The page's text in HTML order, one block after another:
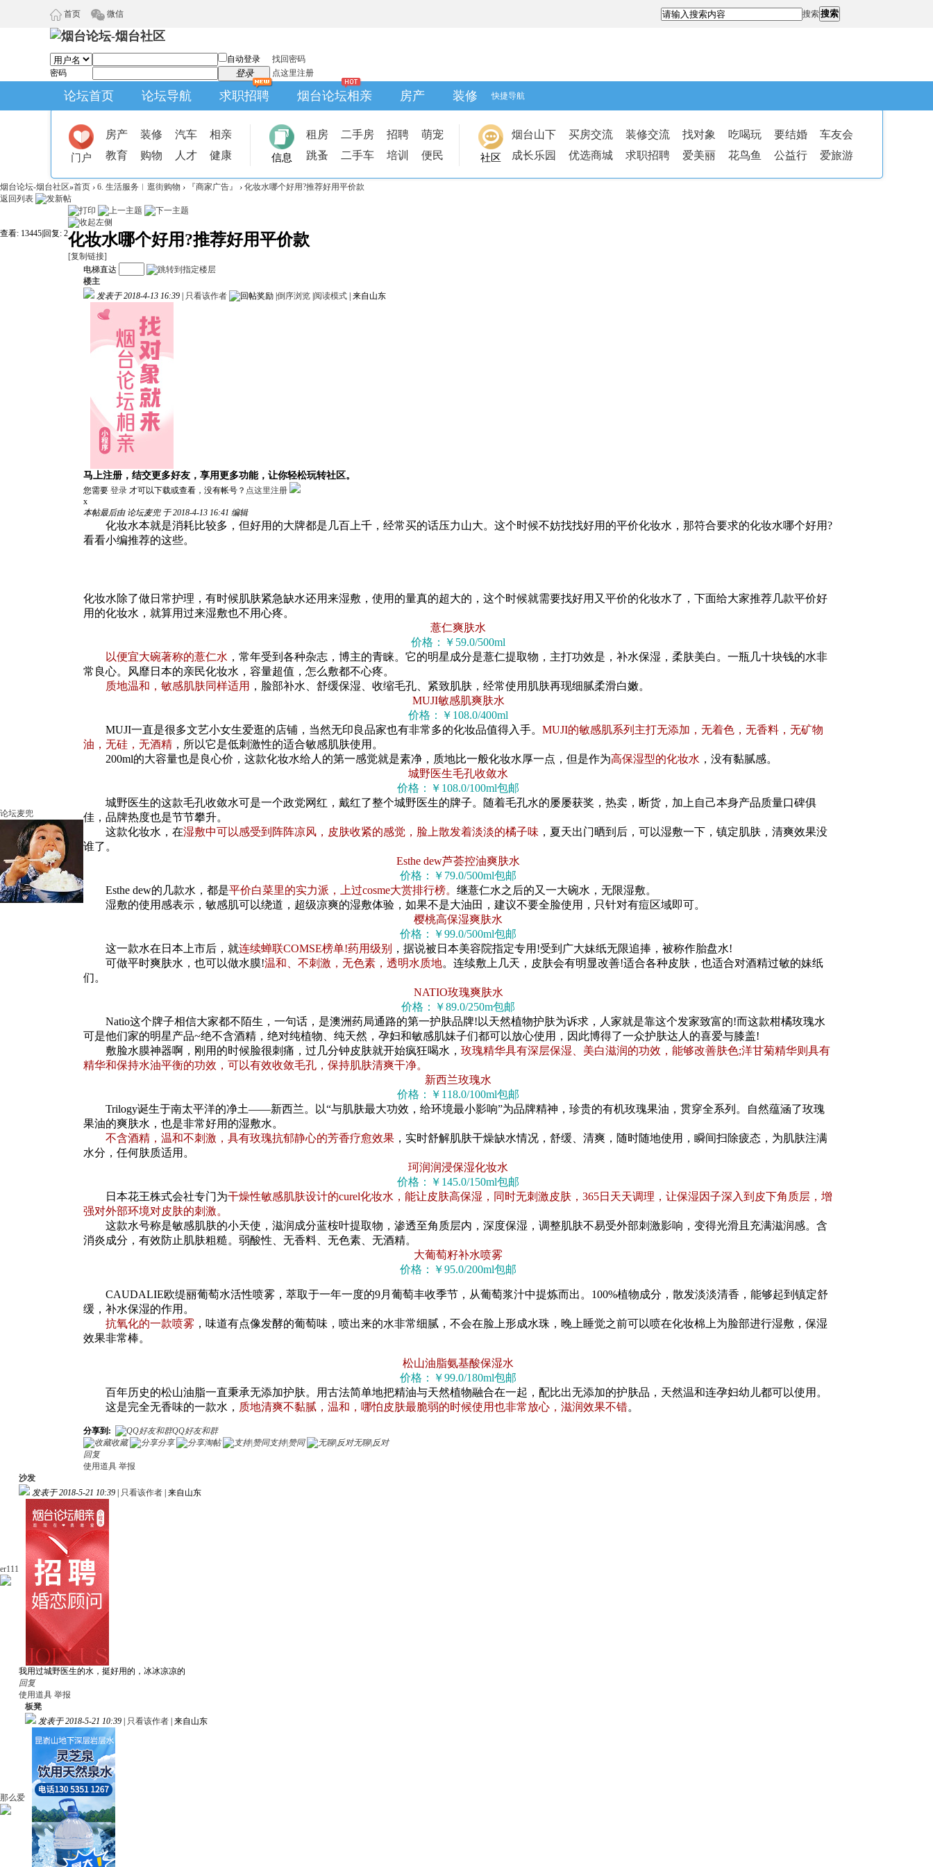
首页 微信 搜索搜索
自动登录
找回密码
密码
登录 点这里注册
论坛首页 论坛导航 求职招聘 烟台论坛相亲 房产 装修 快捷导航
门户
房产 装修 汽车
相亲
教育
购物 人才 健康 信息
租房 二手房 招聘
萌宠
跳蚤
二手车 培训 便民 社区
烟台山下 买房交流 装修交流 找对象 吃喝玩 要结婚
车友会
成长乐园
优选商城 求职招聘 爱美丽 花鸟鱼 公益行 爱旅游
烟台论坛-烟台社区»首页 › 6. 生活服务︱逛街购物 › 『商家广告』 › 化妆水哪个好用?推荐好用平价款
返回列表
查看: 13445 回复: 2化妆水哪个好用?推荐好用平价款
[复制链接]
论坛麦兜
电梯直达
楼主
发表于 2018-4-13 16:39
只看该作者 倒序浏览 阅读模式 来自山东
马上注册，结交更多好友，享用更多功能，让你轻松玩转社区。
您需要 登录 才可以下载或查看，没有帐号？ 点这里注册
x
本帖最后由 论坛麦兜 于 2018-4-13 16:41 编辑
化妆水本就是消耗比较多，但好用的大牌都是几百上千，经常买的话压力山大。这个时候不妨找找好用的平价化妆水，那符合要求的化妆水哪个好用?
看看小编推荐的这些。
化妆水除了做日常护理，有时候肌肤紧急缺水还用来湿敷，使用的量真的超大的，这个时候就需要找好用又平价的化妆水了，下面给大家推荐几款平价好
用的化妆水，就算用过来湿敷也不用心疼。
薏仁爽肤水
价格：￥59.0/500ml
以便宜大碗著称的薏仁水 ，常年受到各种杂志，博主的青睐。它的明星成分是薏仁提取物，主打功效是，补水保湿，柔肤美白。一瓶几十块钱的水非
常良心。风靡日本的亲民化妆水，容量超值，怎么敷都不心疼。
质地温和，敏感肌肤同样适用 ，脸部补水、舒缓保湿、收缩毛孔、紧致肌肤，经常使用肌肤再现细腻柔滑白嫩。
MUJI敏感肌爽肤水
价格：￥108.0/400ml
MUJI一直是很多文艺小女生爱逛的店铺，当然无印良品家也有非常多的化妆品值得入手。 MUJI的敏感肌系列主打无添加，无着色，无香料，无矿物
油，无硅，无酒精 ，所以它是低刺激性的适合敏感肌肤使用。
200ml的大容量也是良心价，这款化妆水给人的第一感觉就是素净，质地比一般化妆水厚一点，但是作为高保湿型的化妆水 ，没有黏腻感。
城野医生毛孔收敛水
价格：￥108.0/100ml包邮
城野医生的这款毛孔收敛水可是一个政党网红，戴红了整个城野医生的牌子。随着毛孔水的屡屡获奖，热卖，断货，加上自己本身产品质量口碑俱
佳，品牌热度也是节节攀升。
这款化妆水，在湿敷中可以感受到阵阵凉风，皮肤收紧的感觉，脸上散发着淡淡的橘子味 ，夏天出门晒到后，可以湿敷一下，镇定肌肤，清爽效果没
谁了。
Esthe dew芦荟控油爽肤水
价格：￥79.0/500ml包邮
Esthe dew的几款水，都是平价白菜里的实力派，上过cosme大赏排行榜。 继薏仁水之后的又一大碗水，无限湿敷。
湿敷的使用感表示，敏感肌可以绕道，超级凉爽的湿敷体验，如果不是大油田，建议不要全脸使用，只针对有痘区域即可。
樱桃高保湿爽肤水
价格：￥99.0/500ml包邮
这一款水在日本上市后，就连续蝉联COMSE榜单!药用级别
，据说被日本美容院指定专用!受到广大妹纸无限追捧，被称作胎盘水!
可做平时爽肤水，也可以做水膜!温和、不刺激，无色素，透明水质地。连续敷上几天，皮肤会有明显改善!适合各种皮肤，也适合对酒精过敏的妹纸
们。
NATIO玫瑰爽肤水
价格：￥89.0/250m包邮
Natio这个牌子相信大家都不陌生，一句话，是澳洲药局通路的第一护肤品牌!以天然植物护肤为诉求，人家就是靠这个发家致富的!而这款柑橘玫瑰水
可是他们家的明星产品~绝不含酒精，绝对纯植物、纯天然，孕妇和敏感肌妹子们都可以放心使用，因此博得了一众护肤达人的喜爱与膝盖!
敷脸水膜神器啊，刚用的时候脸很刺痛，过几分钟皮肤就开始疯狂喝水， 玫瑰精华具有深层保湿、美白滋润的功效，能够改善肤色;洋甘菊精华则具有
精华和保持水油平衡的功效，可以有效收敛毛孔，保持肌肤清爽干净。
新西兰玫瑰水
价格：￥118.0/100ml包邮
Trilogy诞生于南太平洋的净土——新西兰。以“与肌肤最大功效，给环境最小影响”为品牌精神，珍贵的有机玫瑰果油，贯穿全系列。自然蕴涵了玫瑰
果油的爽肤水，也是非常好用的湿敷水。
不含酒精，温和不刺激，具有玫瑰抗郁静心的芳香疗愈效果 ，实时舒解肌肤干燥缺水情况，舒缓、清爽，随时随地使用，瞬间扫除疲态，为肌肤注满
水分，任何肤质适用。
珂润润浸保湿化妆水
价格：￥145.0/150ml包邮
日本花王株式会社专门为干燥性敏感肌肤设计的curel化妆水，能让皮肤高保湿，同时无刺激皮肤，365日天天调理，让保湿因子深入到皮下角质层，增
强对外部环境对皮肤的刺激。
这款水号称是敏感肌肤的小天使，滋润成分蓝桉叶提取物，渗透至角质层内，深度保湿，调整肌肤不易受外部刺激影响，变得光滑且充满滋润感。含
消炎成分，有效防止肌肤粗糙。弱酸性、无香料、无色素、无酒精。
大葡萄籽补水喷雾
价格：￥95.0/200ml包邮
CAUDALIE欧缇丽葡萄水活性喷雾，萃取于一年一度的9月葡萄丰收季节，从葡萄浆汁中提炼而出。100%植物成分，散发淡淡清香，能够起到镇定舒
缓，补水保湿的作用。
抗氧化的一款喷雾 ，味道有点像发酵的葡萄味，喷出来的水非常细腻，不会在脸上形成水珠，晚上睡觉之前可以喷在化妆棉上为脸部进行湿敷，保湿
效果非常棒。
松山油脂氨基酸保湿水
价格：￥99.0/180ml包邮
百年历史的松山油脂一直秉承无添加护肤。用古法简单地把精油与天然植物融合在一起，配比出无添加的护肤品，天然温和连孕妇幼儿都可以使用。
这是完全无香味的一款水， 质地清爽不黏腻，温和，哪怕皮肤最脆弱的时候使用也非常放心，滋润效果不错。
分享到:
QQ好友和群
收藏
分享 淘帖 支持|赞同
无聊|反对
回复
使用道具 举报
er111
沙发
发表于 2018-5-21 10:39
只看该作者 来自山东
我用过城野医生的水，挺好用的，冰冰凉凉的
回复
使用道具 举报
那么爱
板凳
发表于 2018-5-21 10:39
只看该作者 来自山东